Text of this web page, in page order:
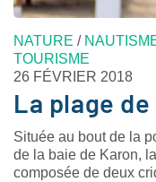
NATURE /
TOURISME
26 FÉVRIER 2018
La plage
Située au bout de la
de la baie de Karon,
composée de deux